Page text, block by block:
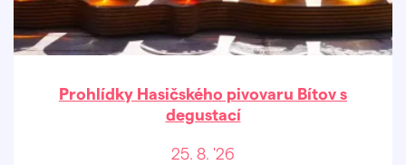
Prohlídky Hasičského pivovaru Bítov s
degustací
25. 8. '26